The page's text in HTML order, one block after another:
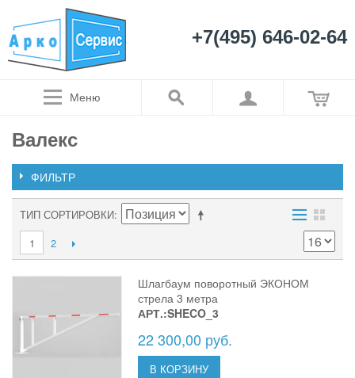
+7(495) 646-02-64
Меню
Валекс
ФИЛЬТР
ТИП СОРТИРОВКИ
1
2
Шлагбаум поворотный ЭКОНОМ
стрела 3 метра
АРТ.:SHECO_3
22 300,00 руб.
В КОРЗИНУ